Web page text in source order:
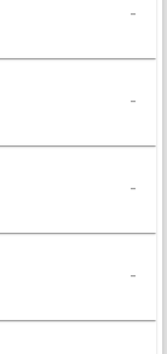
-
-
-
-